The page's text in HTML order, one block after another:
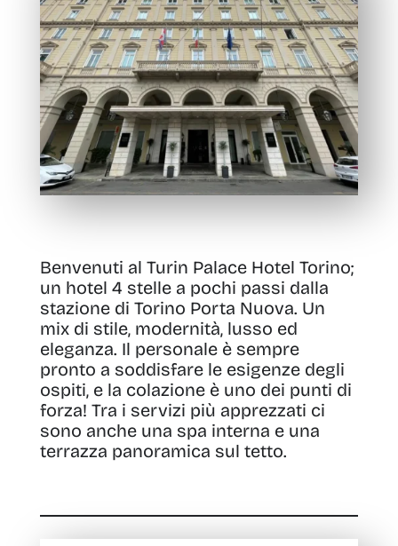
Benvenuti al Turin Palace Hotel Torino;
un hotel 4 stelle a pochi passi dalla
stazione di Torino Porta Nuova. Un
mix di stile, modernità, lusso ed
eleganza. Il personale è sempre
pronto a soddisfare le esigenze degli
ospiti, e la colazione è uno dei punti di
forza! Tra i servizi più apprezzati ci
sono anche una spa interna e una
terrazza panoramica sul tetto.